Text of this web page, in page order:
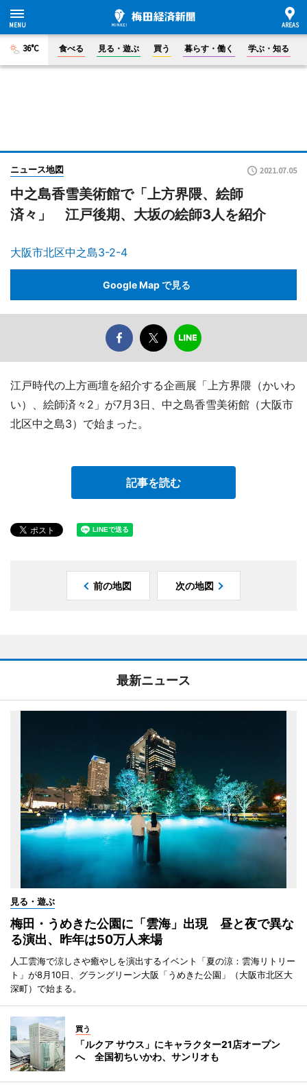
36°C 食べる 見る・遊ぶ 買う 暮らす・働く 学ぶ・知る
ニュース地図 2021.07.05
中之島香雪美術館で「上方界隈、絵師
済々」 江戸後期、大坂の絵師3人を紹介
大阪市北区中之島3-2-4
Google Map で見る
江戸時代の上方画壇を紹介する企画展「上方界隈（かいわ
い）、絵師済々2」が7月3日、中之島香雪美術館（大阪市
北区中之島3）で始まった。
記事を読む
前の地図 次の地図
最新ニュース
見る・遊ぶ
梅田・うめきた公園に「雲海」出現 昼と夜で異な
る演出、昨年は50万人来場
人工雲海で涼しさや癒やしを演出するイベント「夏の涼：雲海リトリー
ト」が8月10日、グラングリーン大阪「うめきた公園」（大阪市北区大
深町）で始まる。
買う
「ルクア サウス」にキャラクター21店オープン
へ 全国初ちいかわ、サンリオも